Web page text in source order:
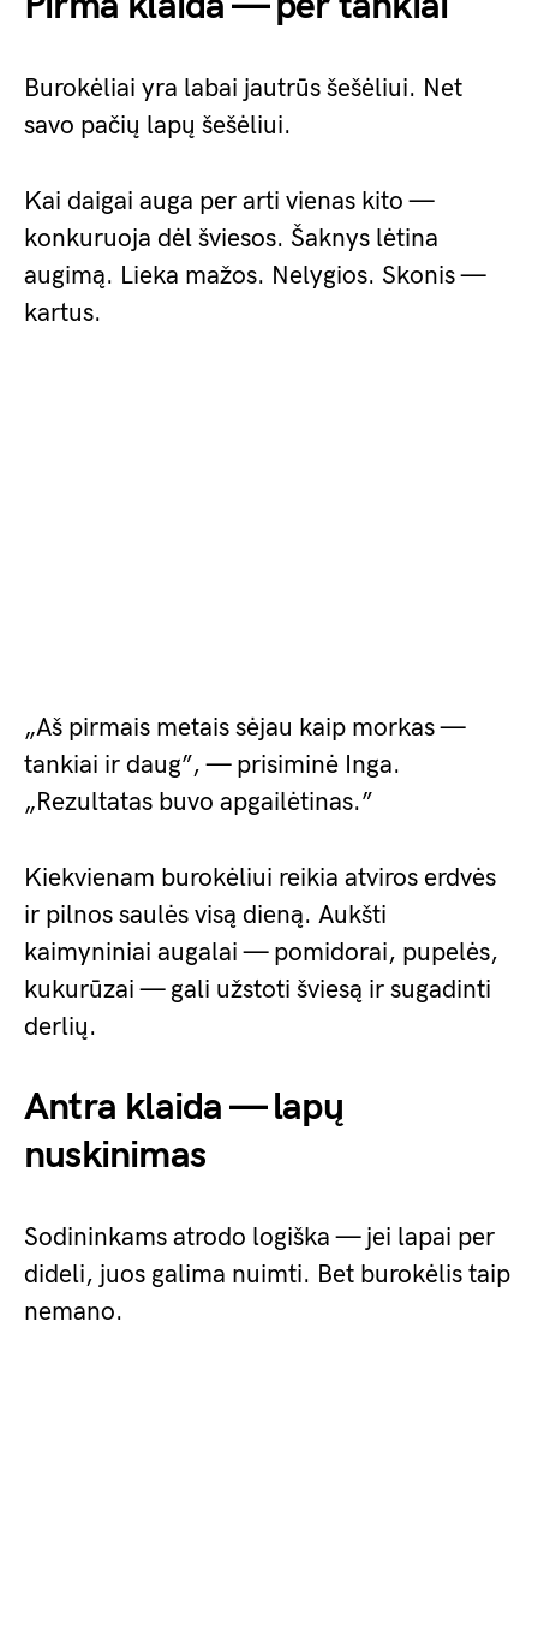
Burokėliai yra labai jautrūs šešėliui. Net
savo pačių lapų šešėliui.
Kai daigai auga per arti vienas kito —
konkuruoja dėl šviesos. Šaknys lėtina
augimą. Lieka mažos. Nelygios. Skonis —
kartus.
„Aš pirmais metais sėjau kaip morkas —
tankiai ir daug”, — prisiminė Inga.
„Rezultatas buvo apgailėtinas.”
Kiekvienam burokėliui reikia atviros erdvės
ir pilnos saulės visą dieną. Aukšti
kaimyniniai augalai — pomidorai, pupelės,
kukurūzai — gali užstoti šviesą ir sugadinti
derlių.
Antra klaida — lapų
nuskinimas
Sodininkams atrodo logiška — jei lapai per
dideli, juos galima nuimti. Bet burokėlis taip
nemano.